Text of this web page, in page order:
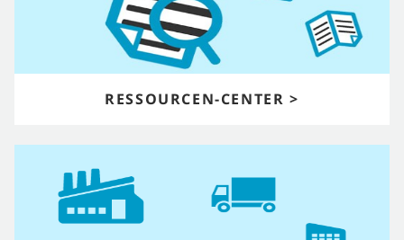
RESSOURCEN-CENTER >